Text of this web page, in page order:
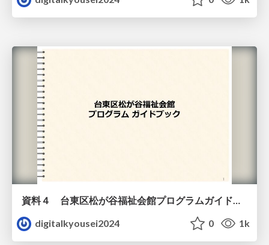
資料４ 台東区松が谷福祉会館プログラムガイドブック（教材）
digitalkyousei2024
0 1k